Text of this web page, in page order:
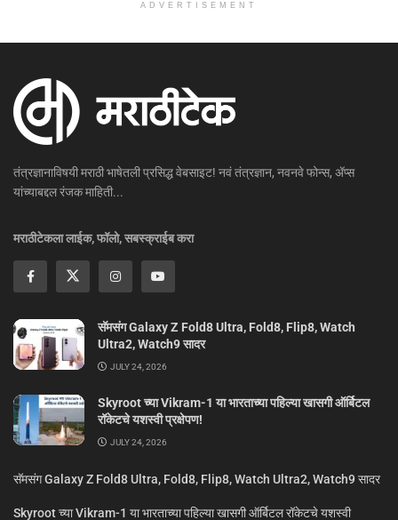
ADVERTISEMENT
तंत्रज्ञानाविषयी मराठी भाषेतली प्रसिद्ध वेबसाइट! नवं तंत्रज्ञान, नवनवे फोन्स, ॲप्स
यांच्याबद्दल रंजक माहिती...
मराठीटेकला लाईक, फॉलो, सबस्क्राईब करा
सॅमसंग Galaxy Z Fold8 Ultra, Fold8, Flip8, Watch
Ultra2, Watch9 सादर
JULY 24, 2026
Skyroot च्या Vikram-1 या भारताच्या पहिल्या खासगी ऑर्बिटल
रॉकेटचे यशस्वी प्रक्षेपण!
JULY 24, 2026
सॅमसंग Galaxy Z Fold8 Ultra, Fold8, Flip8, Watch Ultra2, Watch9 सादर
Skyroot च्या Vikram-1 या भारताच्या पहिल्या खासगी ऑर्बिटल रॉकेटचे यशस्वी